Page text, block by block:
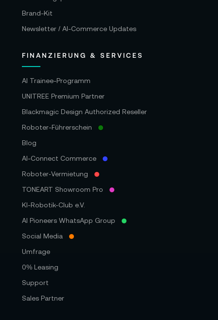
Brand-Kit
Newsletter / AI-Commerce Updates
FINANZIERUNG & SERVICES
AI Trainee-Programm
UNITREE Premium Partner
Blackmagic Design Authorized Reseller
Roboter-Führerschein
Blog
AI-Connect Commerce
Roboter‑Vermietung
TONEART Showroom Pro
KI-Robotik-Club e.V.
AI Pioneers WhatsApp Group
Social Media
Umfrage
0% Leasing
Support
Sales Partner